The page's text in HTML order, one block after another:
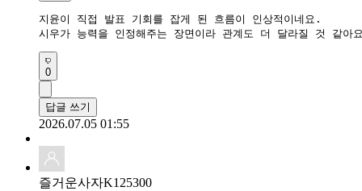
지윤이 직접 발표 기회를 잡게 된 흐름이 인상적이네요.
0
답글 쓰기
2026.07.05 01:55
즐거운사자K125300